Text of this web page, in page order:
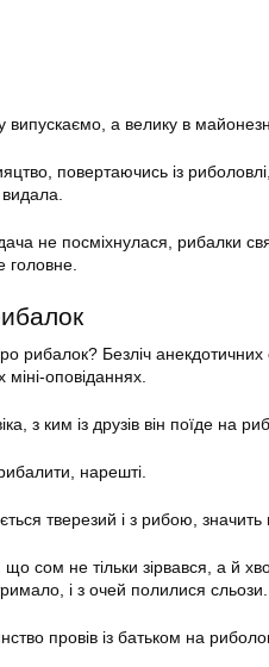
а велику в
повертаючись із
не посміхнулася, рибалки
рибалок? Безліч
міні-оповіданнях.
з ким із друзів він поїде на
нарешті.
тверезий і з рибою, значить
сом не тільки зірвався, а й
і з очей полилися сльози.
провів із батьком на